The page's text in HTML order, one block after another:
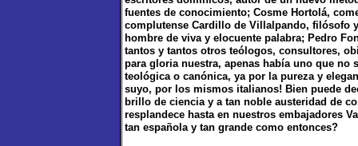
fuentes de conocimiento; Cosme Hortolá,
complutense Cardillo de Villalpando, filósofo
hombre de viva y elocuente palabra; Pedro
tantos y tantos otros teólogos, consultores,
para gloria nuestra, apenas había uno que no
teológica o canónica, ya por la pureza y
suyo, por los mismos italianos! Bien puede
brillo de ciencia y a tan noble austeridad de
resplandece hasta en nuestros embajadores
tan española y tan grande como entonces?